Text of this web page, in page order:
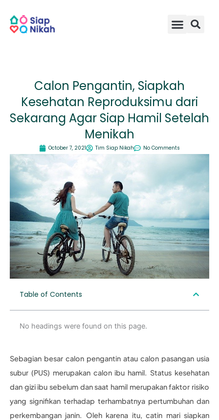
content
Calon Pengantin, Siapkah
Kesehatan Reproduksimu dari
Sekarang Agar Siap Hamil Setelah
Menikah
October 7, 2021 Tim Siap Nikah No Comments
Table of Contents
No headings were found on this page.
Sebagian besar calon pengantin atau calon pasangan usia
subur (PUS) merupakan calon ibu hamil. Status kesehatan
dan gizi ibu sebelum dan saat hamil merupakan faktor risiko
yang signifikan terhadap terhambatnya pertumbuhan dan
perkembangan janin. Oleh karena itu, catin mari siapkan